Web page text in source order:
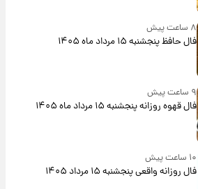
۸ ساعت پیش
فال حافظ پنجشنبه ۱۵ مرداد ماه ۱۴۰۵
۹ ساعت پیش
فال قهوه روزانه پنجشنبه ۱۵ مرداد ماه ۱۴۰۵
۱۰ ساعت پیش
فال روزانه واقعی پنجشنبه ۱۵ مرداد ۱۴۰۵